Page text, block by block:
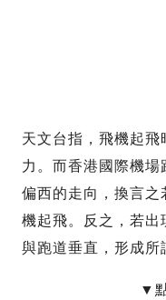
天文台指，飛機起
力。而香港國際機
偏西的走向，換言之
機起飛。反之，若出
與跑道垂直，形成所